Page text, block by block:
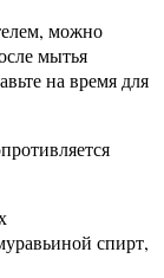
можно
мытья
на время для
спирт,